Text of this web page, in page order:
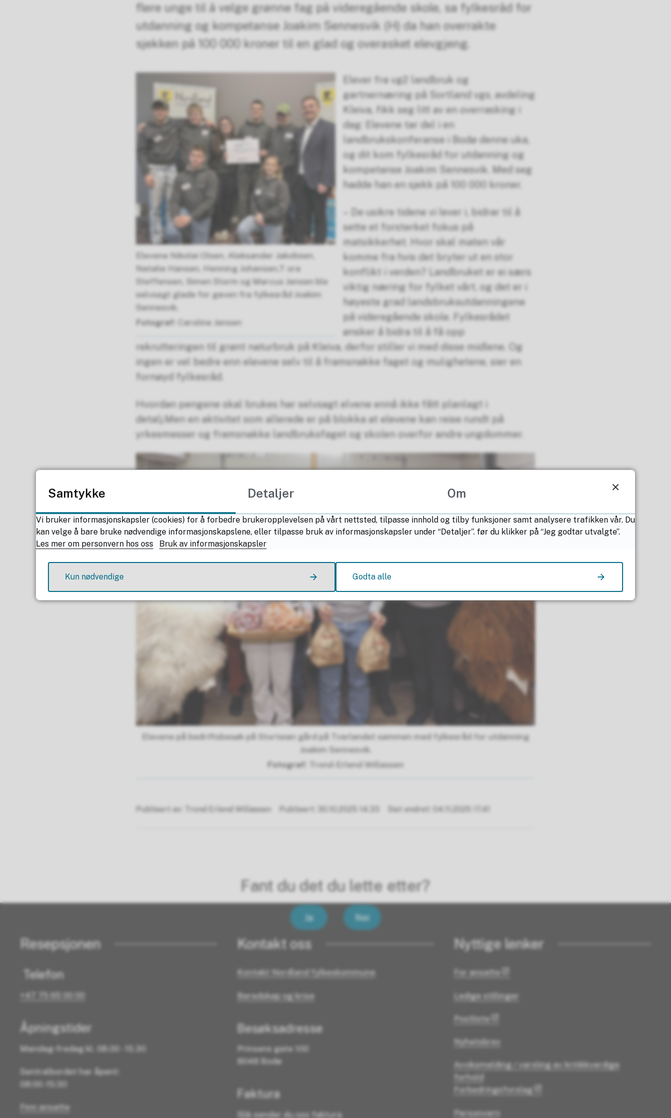
flere unge til å velge grønne fag på videregående skole, sa fylkesråd for
utdanning og kompetanse Joakim Sennesvik (H) da han overrakte
sjekken på 100 000 kroner til en glad og overasket elevgjeng.
Elevene Nikolai Olsen, Aleksander Jakobsen,
Natalie Hansen, Henning Johansen,T ora
Steffensen, Simen Storm og Marcus Jensen ble
selvsagt glade for gaven fra fylkesråd Joakim
Sennesvik.
Caroline Jensen
Elever fra vg2 landbruk og
gartnernæring på Sortland vgs, avdeling
Kleiva, fikk seg litt av en overrasking i
dag: Elevene tar del i en
landbrukskonferanse i Bodø denne uka,
og dit kom fylkesråd for utdanning og
kompetanse Joakim Sennesvik. Med seg
hadde han en sjekk på 100 000 kroner.
– De usikre tidene vi lever i, bidrar til å
sette et forsterket fokus på
matsikkerhet. Hvor skal maten vår
komme fra hvis det bryter ut en stor
konflikt i verden? Landbruket er ei særs
viktig næring for fylket vårt, og det er i
høyeste grad landsbruksutdanningene
på videregående skole. Fylkesrådet
ønsker å bidra til å få opp
rekrutteringen til grønt naturbruk på Kleiva, derfor stiller vi med disse midlene. Og
ingen er vel bedre enn elevene selv til å framsnakke faget og mulighetene, sier en
fornøyd fylkesråd.
Hvordan pengene skal brukes har selvsagt elvene ennå ikke fått planlagt i
detalj.Men en aktivitet som allerede er på blokka at elevene kan reise rundt på
yrkesmesser og framsnakke landbruksfaget og skolen overfor andre ungdommer.
Elevene på bedriftsbesøk på Storteian gård på Tverlandet sammen med fylkesråd for utdanning
Joakim Sennesvik.
Trond-Erlend Willassen
Publisert av Trond Erlend Willassen Publisert Sist endret
Fant du det du lette etter?
Ja Nei
Resepsjonen
Telefon
+47 75 65 00 00
Åpningstider
Mandag-fredag kl. 08.00 - 15.30
Sentralbordet har åpent:
08:00 -15:30
Finn ansatte
Kontakt oss
Kontakt Nordland fylkeskommune
Beredskap og krise
Besøksadresse
Prinsens gate 100
8048 Bodø
Faktura
Slik sender du oss faktura
Nyttige lenker
For ansatte
Ledige stillinger
Postliste
Nyhetsbrev
Avviksmelding / varsling av kritikkverdige
forhold
Forbedringsforslag
Personvern
Samtykke Detaljer Om
Vi bruker informasjonskapsler (cookies) for å forbedre brukeropplevelsen på vårt nettsted, tilpasse innhold og tilby funksjoner samt analysere trafikken vår. Du
kan velge å bare bruke nødvendige informasjonskapslene, eller tilpasse bruk av informasjonskapsler under “Detaljer”. før du klikker på “Jeg godtar utvalgte”.
Les mer om personvern hos oss
Bruk av informasjonskapsler
Kun nødvendige Godta alle